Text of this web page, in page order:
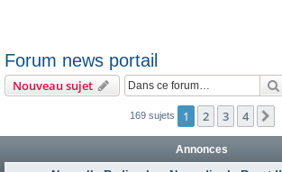
Forum news portail
Nouveau sujet
169 sujets 1 2 3 4
Annonces